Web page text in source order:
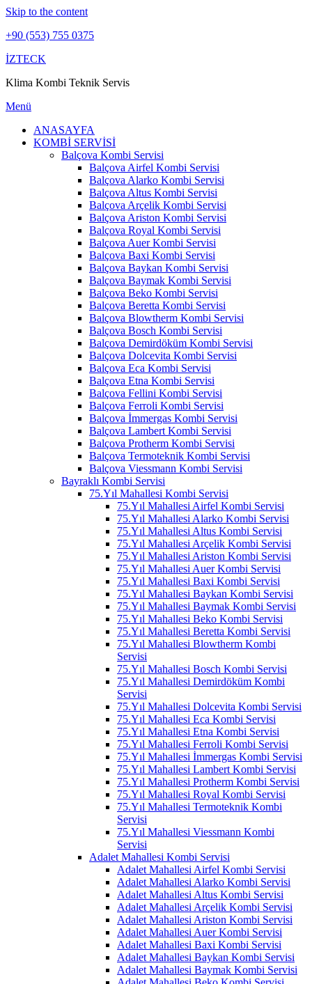
Skip to the content
+90 (553) 755 0375
İZTECK
Klima Kombi Teknik Servis
Menü
ANASAYFA
KOMBİ SERVİSİ
Balçova Kombi Servisi
Balçova Airfel Kombi Servisi
Balçova Alarko Kombi Servisi
Balçova Altus Kombi Servisi
Balçova Arçelik Kombi Servisi
Balçova Ariston Kombi Servisi
Balçova Royal Kombi Servisi
Balçova Auer Kombi Servisi
Balçova Baxi Kombi Servisi
Balçova Baykan Kombi Servisi
Balçova Baymak Kombi Servisi
Balçova Beko Kombi Servisi
Balçova Beretta Kombi Servisi
Balçova Blowtherm Kombi Servisi
Balçova Bosch Kombi Servisi
Balçova Demirdöküm Kombi Servisi
Balçova Dolcevita Kombi Servisi
Balçova Eca Kombi Servisi
Balçova Etna Kombi Servisi
Balçova Fellini Kombi Servisi
Balçova Ferroli Kombi Servisi
Balçova İmmergas Kombi Servisi
Balçova Lambert Kombi Servisi
Balçova Protherm Kombi Servisi
Balçova Termoteknik Kombi Servisi
Balçova Viessmann Kombi Servisi
Bayraklı Kombi Servisi
75.Yıl Mahallesi Kombi Servisi
75.Yıl Mahallesi Airfel Kombi Servisi
75.Yıl Mahallesi Alarko Kombi Servisi
75.Yıl Mahallesi Altus Kombi Servisi
75.Yıl Mahallesi Arçelik Kombi Servisi
75.Yıl Mahallesi Ariston Kombi Servisi
75.Yıl Mahallesi Auer Kombi Servisi
75.Yıl Mahallesi Baxi Kombi Servisi
75.Yıl Mahallesi Baykan Kombi Servisi
75.Yıl Mahallesi Baymak Kombi Servisi
75.Yıl Mahallesi Beko Kombi Servisi
75.Yıl Mahallesi Beretta Kombi Servisi
75.Yıl Mahallesi Blowtherm Kombi
Servisi
75.Yıl Mahallesi Bosch Kombi Servisi
75.Yıl Mahallesi Demirdöküm Kombi
Servisi
75.Yıl Mahallesi Dolcevita Kombi Servisi
75.Yıl Mahallesi Eca Kombi Servisi
75.Yıl Mahallesi Etna Kombi Servisi
75.Yıl Mahallesi Ferroli Kombi Servisi
75.Yıl Mahallesi İmmergas Kombi Servisi
75.Yıl Mahallesi Lambert Kombi Servisi
75.Yıl Mahallesi Protherm Kombi Servisi
75.Yıl Mahallesi Royal Kombi Servisi
75.Yıl Mahallesi Termoteknik Kombi
Servisi
75.Yıl Mahallesi Viessmann Kombi
Servisi
Adalet Mahallesi Kombi Servisi
Adalet Mahallesi Airfel Kombi Servisi
Adalet Mahallesi Alarko Kombi Servisi
Adalet Mahallesi Altus Kombi Servisi
Adalet Mahallesi Arçelik Kombi Servisi
Adalet Mahallesi Ariston Kombi Servisi
Adalet Mahallesi Auer Kombi Servisi
Adalet Mahallesi Baxi Kombi Servisi
Adalet Mahallesi Baykan Kombi Servisi
Adalet Mahallesi Baymak Kombi Servisi